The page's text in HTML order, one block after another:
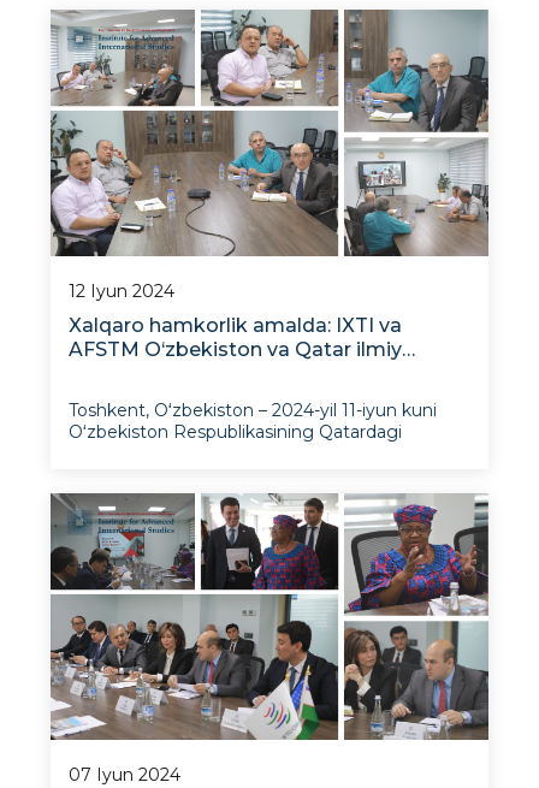
universitetda bo‘lib o‘tgan Markaziy Yevroosiyo
tadqiqotlari jamiyatining (Central Eurasian
Studies So
12 Iyun 2024
Xalqaro hamkorlik amalda: IXTI va
AFSTM O‘zbekiston va Qatar ilmiy
o‘rnatmoqda
Toshkent, Oʻzbekiston – 2024-yil 11-iyun kuni
Oʻzbekiston Respublikasining Qatardagi
siyosat tadqiqotlari markazi (AFSTM) bilan
masofaviy (onlayn) uchrashuv
07 Iyun 2024